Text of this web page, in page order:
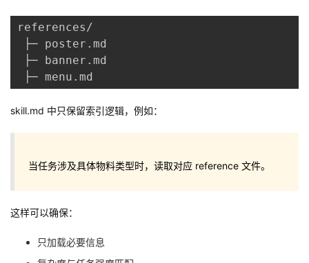
references/
├─ poster.md
├─ banner.md
├─ menu.md
skill.md 中只保留索引逻辑，例如：
当任务涉及具体物料类型时，读取对应 reference 文件。
这样可以确保：
只加载必要信息